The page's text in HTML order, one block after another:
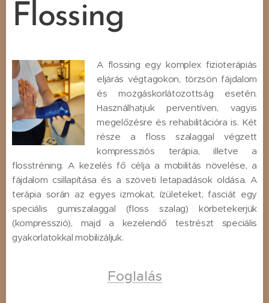
Flossing
A flossing egy komplex fizioterápiás
eljárás végtagokon, törzsön fájdalom
és mozgáskorlátozottság esetén.
Használhatjuk perventíven, vagyis
megelőzésre és rehabilitációra is. Két
része a floss szalaggal végzett
kompressziós terápia, illetve a
flosstréning. A kezelés fő célja a mobilitás növelése, a
fájdalom csillapítása és a szöveti letapadások oldása. A
terápia során az egyes izmokat, ízületeket, fasciát egy
speciális gumiszalaggal (floss szalag) körbetekerjük
(kompresszió), majd a kezelendő testrészt speciális
gyakorlatokkal mobilizáljuk.
Foglalás